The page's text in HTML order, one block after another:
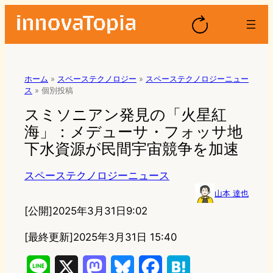
ホーム » スペーステクノロジー » スペーステクノロジーニュー
ス » 個別投稿
スミソニアン発見の「火星紅
海」：メデューサ・フォッサ地
下水資源が民間宇宙競争を加速
スペーステクノロジーニュース
山本 達也
[公開]2025年3月31日9:02
[最終更新]2025年3月31日 15:40